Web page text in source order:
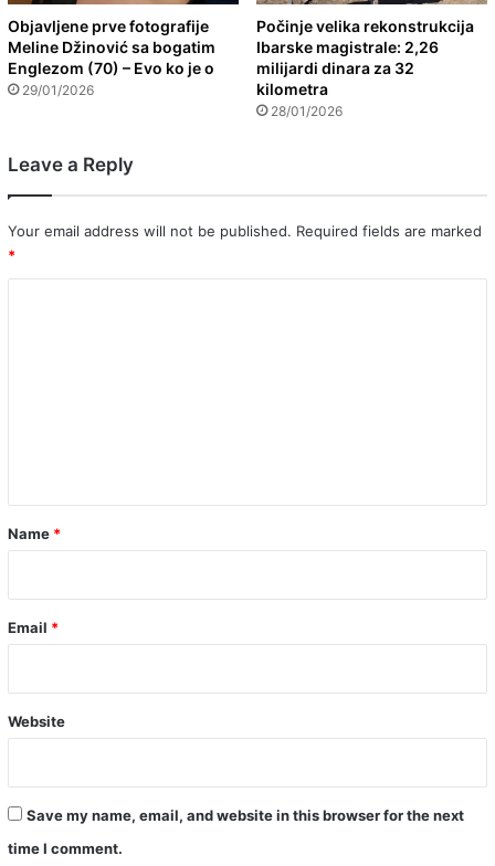
Objavljene prve fotografije
Meline Džinović sa bogatim
Englezom (70) – Evo ko je o
29/01/2026
Počinje velika rekonstrukcija
Ibarske magistrale: 2,26
milijardi dinara za 32
kilometra
28/01/2026
Leave a Reply
Your email address will not be published. Required fields are marked
*
*
Name *
Email *
Website
Save my name, email, and website in this browser for the next
time I comment.